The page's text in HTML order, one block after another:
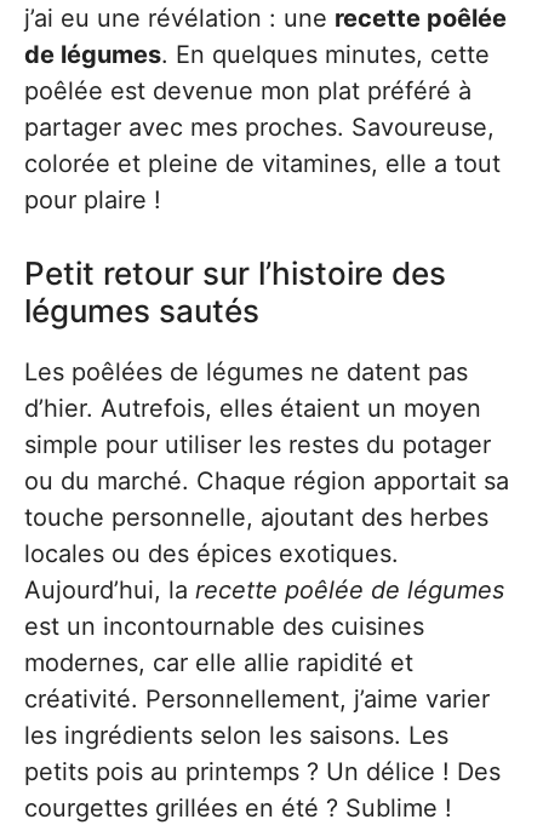
j’ai eu une révélation : une recette poêlée
de légumes. En quelques minutes, cette
poêlée est devenue mon plat préféré à
partager avec mes proches. Savoureuse,
colorée et pleine de vitamines, elle a tout
pour plaire !
Petit retour sur l’histoire des
légumes sautés
Les poêlées de légumes ne datent pas
d’hier. Autrefois, elles étaient un moyen
simple pour utiliser les restes du potager
ou du marché. Chaque région apportait sa
touche personnelle, ajoutant des herbes
locales ou des épices exotiques.
Aujourd’hui, la recette poêlée de légumes
est un incontournable des cuisines
modernes, car elle allie rapidité et
créativité. Personnellement, j’aime varier
les ingrédients selon les saisons. Les
petits pois au printemps ? Un délice ! Des
courgettes grillées en été ? Sublime !